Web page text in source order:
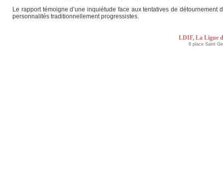
Le rapport témoigne d’une inquiétude face aux tentatives de
personnalités traditionnellement progressistes.
LDIF, La Ligue
6 place Saint